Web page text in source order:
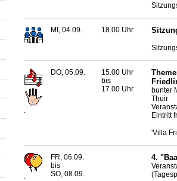
MI, 04.09. 18.00 Uhr
.
DO, 05.09.
15.00 Uhr
bis
17.00 Uhr
bunter
Thuir
Eintritt
'Villa
.
FR, 06.09.
bis
SO, 08.09.
4.